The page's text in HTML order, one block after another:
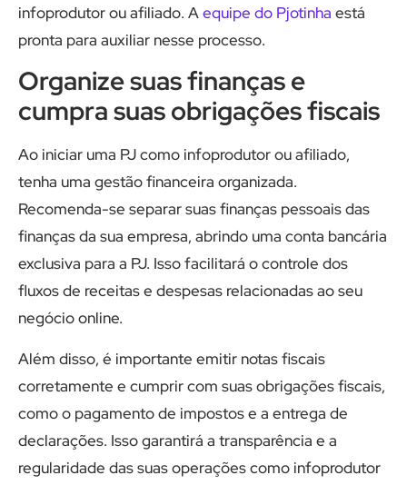
infoprodutor ou afiliado. Aequipe do Pjotinha está
pronta para auxiliar nesse processo.
Organize suas finanças e
cumpra suas obrigações fiscais
Ao iniciar uma PJ como infoprodutor ou afiliado,
tenha uma gestão financeira organizada.
Recomenda-se separar suas finanças pessoais das
finanças da sua empresa, abrindo uma conta bancária
exclusiva para a PJ. Isso facilitará o controle dos
fluxos de receitas e despesas relacionadas ao seu
negócio online.
Além disso, é importante emitir notas fiscais
corretamente e cumprir com suas obrigações fiscais,
como o pagamento de impostos e a entrega de
declarações. Isso garantirá a transparência e a
regularidade das suas operações como infoprodutor